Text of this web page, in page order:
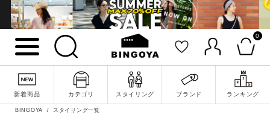
0
新着商品 カテゴリ スタイリング ブランド ランキング
詳細検索
BINGOYA スタイリング一覧